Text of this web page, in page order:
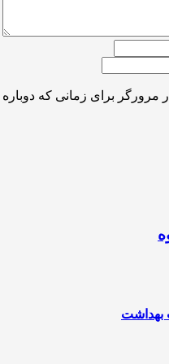
مرورگر برای زمانی که
بهداشت